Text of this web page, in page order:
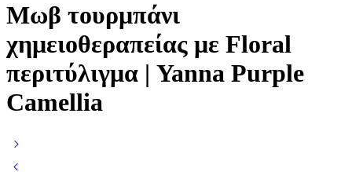
Μωβ τουρμπάνι
χημειοθεραπείας με Floral
περιτύλιγμα | Yanna Purple
Camellia